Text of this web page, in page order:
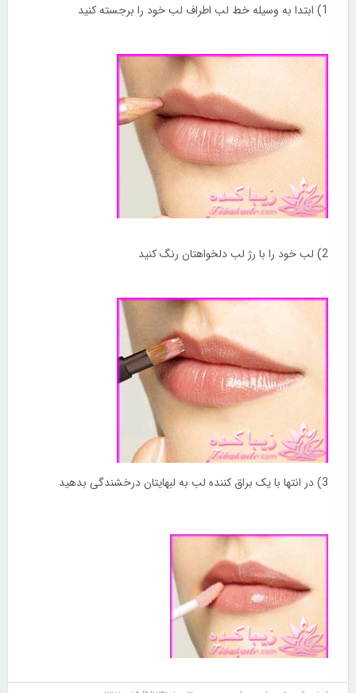
1) ابتدا به وسیله خط لب اطراف لب خود را برجسته کنید
2) لب خود را با رژ لب دلخواهتان رنگ کنید
3) در انتها با یک براق کننده لب به لبهایتان درخشندگی بدهید